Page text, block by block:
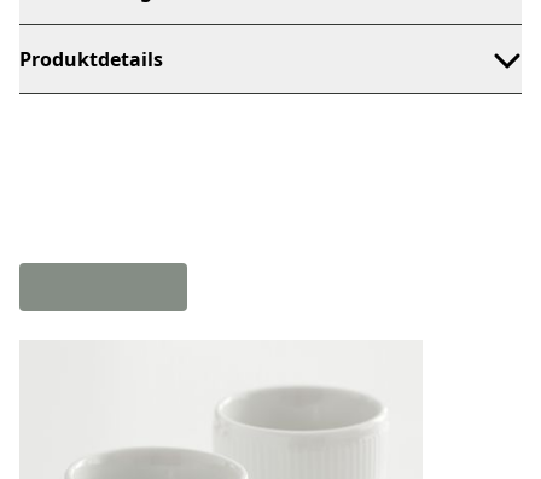
Produktdetails